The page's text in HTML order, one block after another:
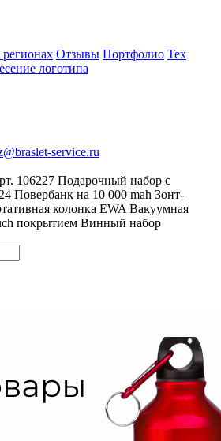
Отзывы Портфолио Тех
логотипа
service.ru
106227 Подарочный набор с
Повербанк на 10 000 mah Зонт-
колонка EWA Вакуумная
покрытием Винный набор